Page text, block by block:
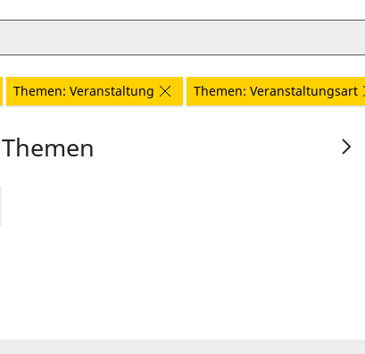
Themen: Veranstaltung Themen: Veranstaltungsart
Themen